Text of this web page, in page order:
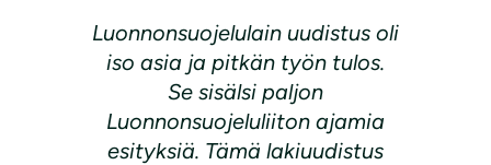
Luonnonsuojelulain uudistus oli
iso asia ja pitkän työn tulos.
Se sisälsi paljon
Luonnonsuojeluliiton ajamia
esityksiä. Tämä lakiuudistus